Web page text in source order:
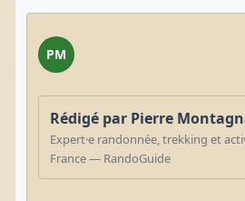
PM
Rédigé par Pierre
Expert·e randonnée, trekking et
France — RandoGuide